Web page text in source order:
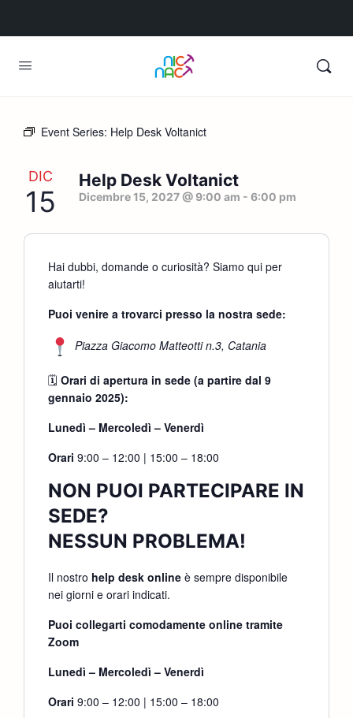
Event Series: Help Desk Voltanict
DIC
15
Help Desk Voltanict
Dicembre 15, 2027 @ 9:00 am - 6:00 pm
Hai dubbi, domande o curiosità? Siamo qui per
aiutarti!
Puoi venire a trovarci presso la nostra sede:
Piazza Giacomo Matteotti n.3, Catania
🗓 Orari di apertura in sede (a partire dal 9
gennaio 2025):
Lunedì – Mercoledì – Venerdì
Orari 9:00 – 12:00 | 15:00 – 18:00
NON PUOI PARTECIPARE IN
SEDE?
NESSUN PROBLEMA!
Il nostro help desk online è sempre disponibile
nei giorni e orari indicati.
Puoi collegarti comodamente online tramite
Zoom
Lunedì – Mercoledì – Venerdì
Orari 9:00 – 12:00 | 15:00 – 18:00